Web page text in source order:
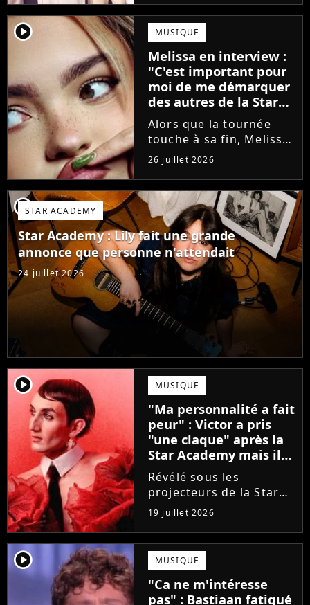
trois élèves ont
annoncé ne pas vouloir
monter sur scène pour
des raisons politiques.
Leur...
player2 MUSIQUE
Melissa en interview :
"C'est important pour
moi de me démarquer
des autres de la Star
Academy"
Alors que la tournée
touche à sa fin, Melissa
se confie en interview
sur Volum sur la
création de son EP tout
va bien (j'crois), son
envie de gommer
l'étiquette Star
Academy, le jeu...
26 juillet 2026
player2STAR ACADEMY
Star Academy : Lily fait une grande
annonce que personne n'attendait
24 juillet 2026
player2 MUSIQUE
"Ma personnalité a fait
peur" : Victor a pris
"une claque" après la
Star Academy mais il
en est ressorti plus
fort (interview)
Révélé sous les
projecteurs de la Star
Academy, Victor a fait
face à la réalité brutale
de l'industrie musicale
après sa sortie de
l'émission. Face à des
maisons de disques
frileuses,...
19 juillet 2026
player2 MUSIQUE
"Ca ne m'intéresse
pas" : Bastiaan fatigué